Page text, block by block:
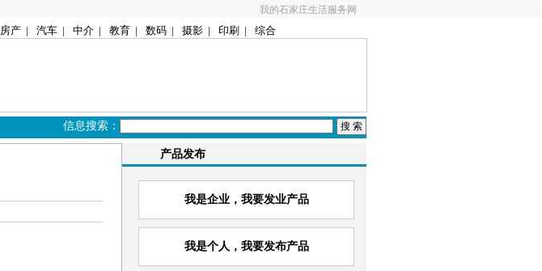
我的石家庄生活服务网
房产 | 汽车 | 中介 | 教育 | 数码 | 摄影 | 印刷 | 综合
信息搜索：
产品发布
我是企业，我要发业产品
我是个人，我要发布产品